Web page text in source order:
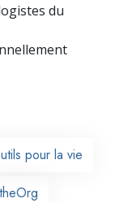
du
pour la vie